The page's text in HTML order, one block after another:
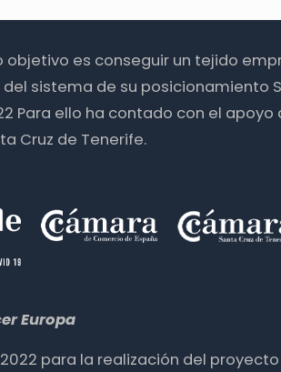
objetivo es conseguir un tejido
sistema de su posicionamiento
Para ello ha contado con el
Cruz de Tenerife.
Europa
para la realización del